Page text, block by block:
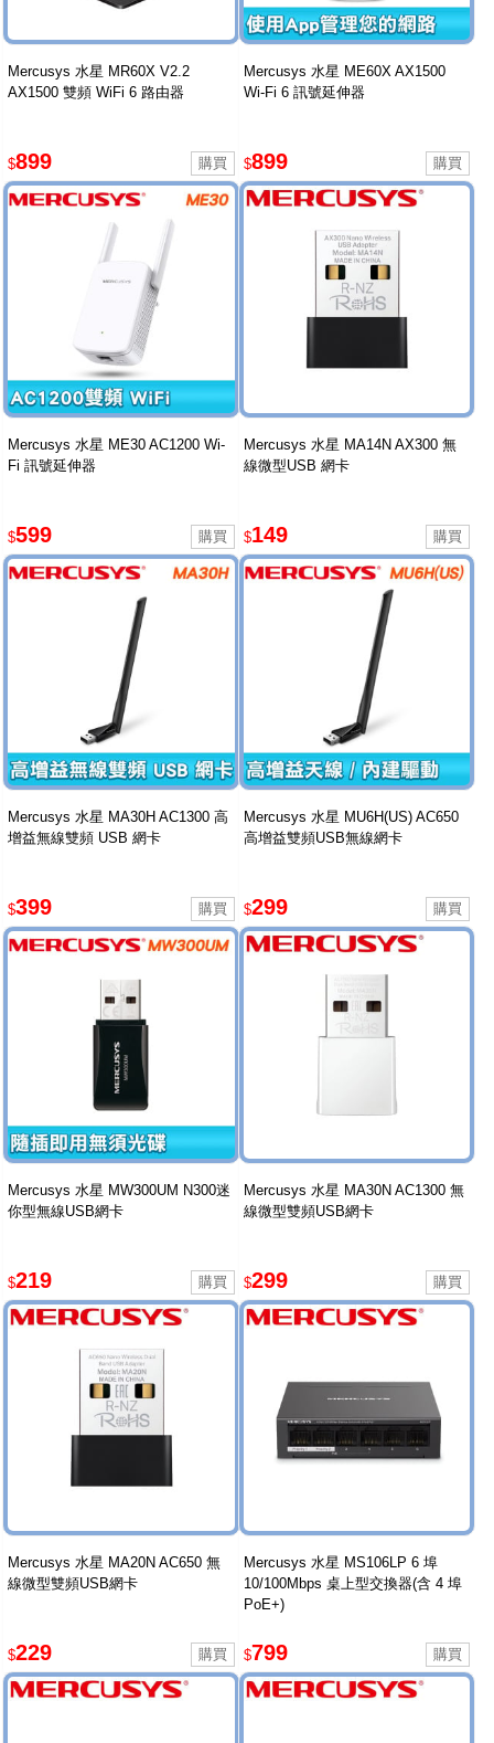
Mercusys 水星 MR60X V2.2
AX1500 雙頻 WiFi 6 路由器
$899
Mercusys 水星 ME60X AX1500
Wi-Fi 6 訊號延伸器
$899
Mercusys 水星 ME30 AC1200 Wi-
Fi 訊號延伸器
$599
Mercusys 水星 MA14N AX300 無
線微型USB 網卡
$149
Mercusys 水星 MA30H AC1300 高
增益無線雙頻 USB 網卡
$399
Mercusys 水星 MU6H(US) AC650
高增益雙頻USB無線網卡
$299
Mercusys 水星 MW300UM N300迷
你型無線USB網卡
$219
Mercusys 水星 MA30N AC1300 無
線微型雙頻USB網卡
$299
Mercusys 水星 MA20N AC650 無
線微型雙頻USB網卡
$229
Mercusys 水星 MS106LP 6 埠
10/100Mbps 桌上型交換器(含 4 埠
PoE+)
$799